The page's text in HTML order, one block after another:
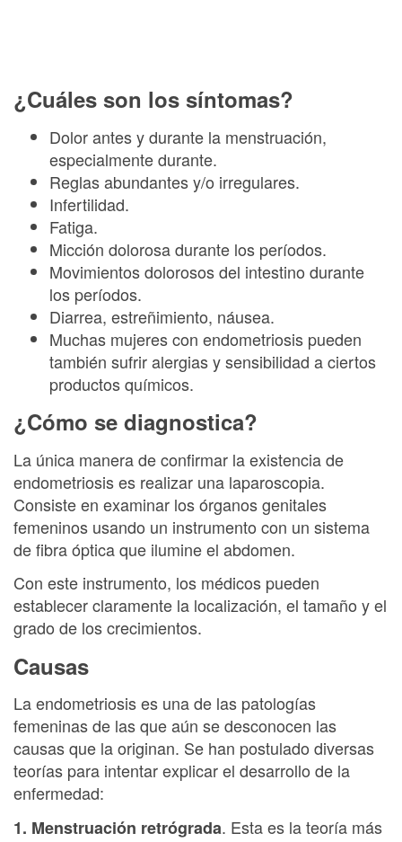
¿Cuáles son los síntomas?
Dolor antes y durante la menstruación,
especialmente durante.
Reglas abundantes y/o irregulares.
Infertilidad.
Fatiga.
Micción dolorosa durante los períodos.
Movimientos dolorosos del intestino durante
los períodos.
Diarrea, estreñimiento, náusea.
Muchas mujeres con endometriosis pueden
también sufrir alergias y sensibilidad a ciertos
productos químicos.
¿Cómo se diagnostica?
La única manera de confirmar la existencia de
endometriosis es realizar una laparoscopia.
Consiste en examinar los órganos genitales
femeninos usando un instrumento con un sistema
de fibra óptica que ilumine el abdomen.
Con este instrumento, los médicos pueden
establecer claramente la localización, el tamaño y el
grado de los crecimientos.
Causas
La endometriosis es una de las patologías
femeninas de las que aún se desconocen las
causas que la originan. Se han postulado diversas
teorías para intentar explicar el desarrollo de la
enfermedad:
1. Menstruación retrógrada. Esta es la teoría más